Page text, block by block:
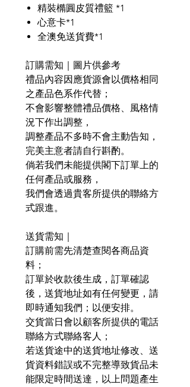
精裝橢圓皮質禮籃 *1
心意卡*1
全澳免送貨費*1
訂購需知｜圖片供參考
禮品內容因應貨源會以價格相同
之產品色系作代替；
不會影響整體禮品價格、風格情
況下作出調整，
調整產品不多時不會主動告知，
完美主意者請自行斟酌。
倘若我們未能提供閣下訂單上的
任何產品或服務，
我們會透過貴客所提供的聯絡方
式跟進。
送貨需知｜
訂購前需先清楚查閱各商品資
料；
訂單於收款後生成，訂單確認
後，送貨地址如有任何變更，請
即時通知我們；以便安排。
交貨當日會以顧客所提供的電話
聯絡方式聯絡客人；
若送貨途中的送貨地址修改、送
貨資料錯誤或不完整導致貨品未
能限定時間送達，以上問題產生